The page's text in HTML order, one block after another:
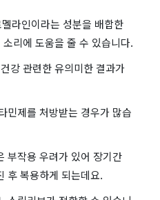
라인이라는 성분을 배합한
리에 도움을 줄 수 있습니다.
강 관련한 유의미한 결과가
민제를 처방받는 경우가 많습
부작용 우려가 있어 장기간
후 복용하게 되는데요.